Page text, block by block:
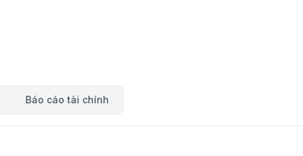
Báo cáo tài chính